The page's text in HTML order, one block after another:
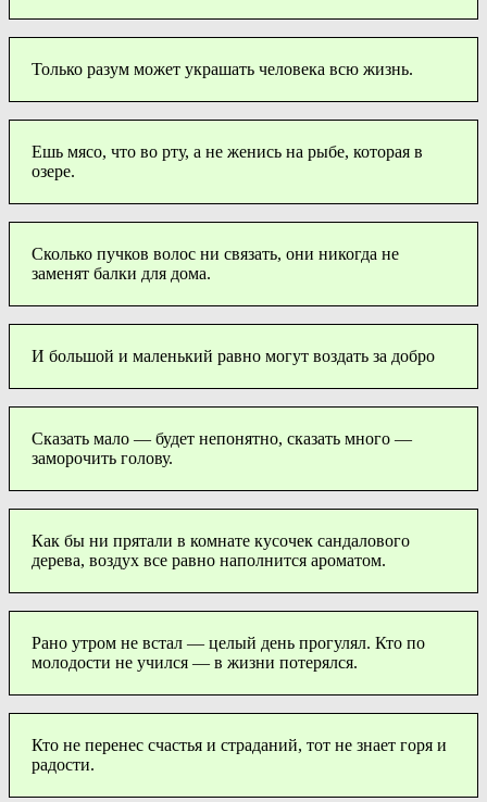
Только разум может украшать человека всю жизнь.
Ешь мясо, что во рту, а не женись на рыбе, которая в
озере.
Сколько пучков волос ни связать, они никогда не
заменят балки для дома.
И большой и маленький равно могут воздать за добро
Сказать мало — будет непонятно, сказать много —
заморочить голову.
Как бы ни прятали в комнате кусочек сандалового
дерева, воздух все равно наполнится ароматом.
Рано утром не встал — целый день прогулял. Кто по
молодости не учился — в жизни потерялся.
Кто не перенес счастья и страданий, тот не знает горя и
радости.